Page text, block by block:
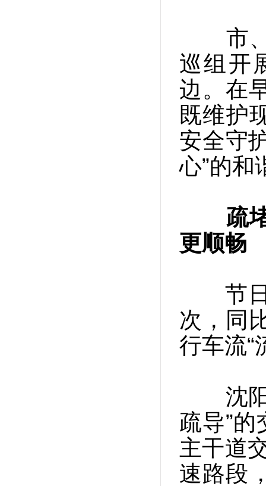
市、
巡组开
边。在
既维护
安全守
心”的和
疏
更顺畅
节日
次，同
行车流“
沈阳
疏导”
主干道
速路段